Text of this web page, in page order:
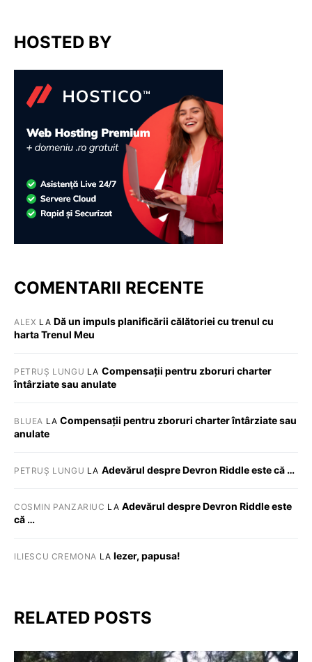
HOSTED BY
COMENTARII RECENTE
ALEX LA Dă un impuls planificării călătoriei cu trenul cu
harta Trenul Meu
PETRUȘ LUNGU LA Compensații pentru zboruri charter
întârziate sau anulate
BLUEA LACompensații pentru zboruri charter întârziate sau
anulate
PETRUȘ LUNGU LA Adevărul despre Devron Riddle este că …
COSMIN PANZARIUC LA Adevărul despre Devron Riddle este
că …
ILIESCU CREMONA LA Iezer, papusa!
RELATED POSTS